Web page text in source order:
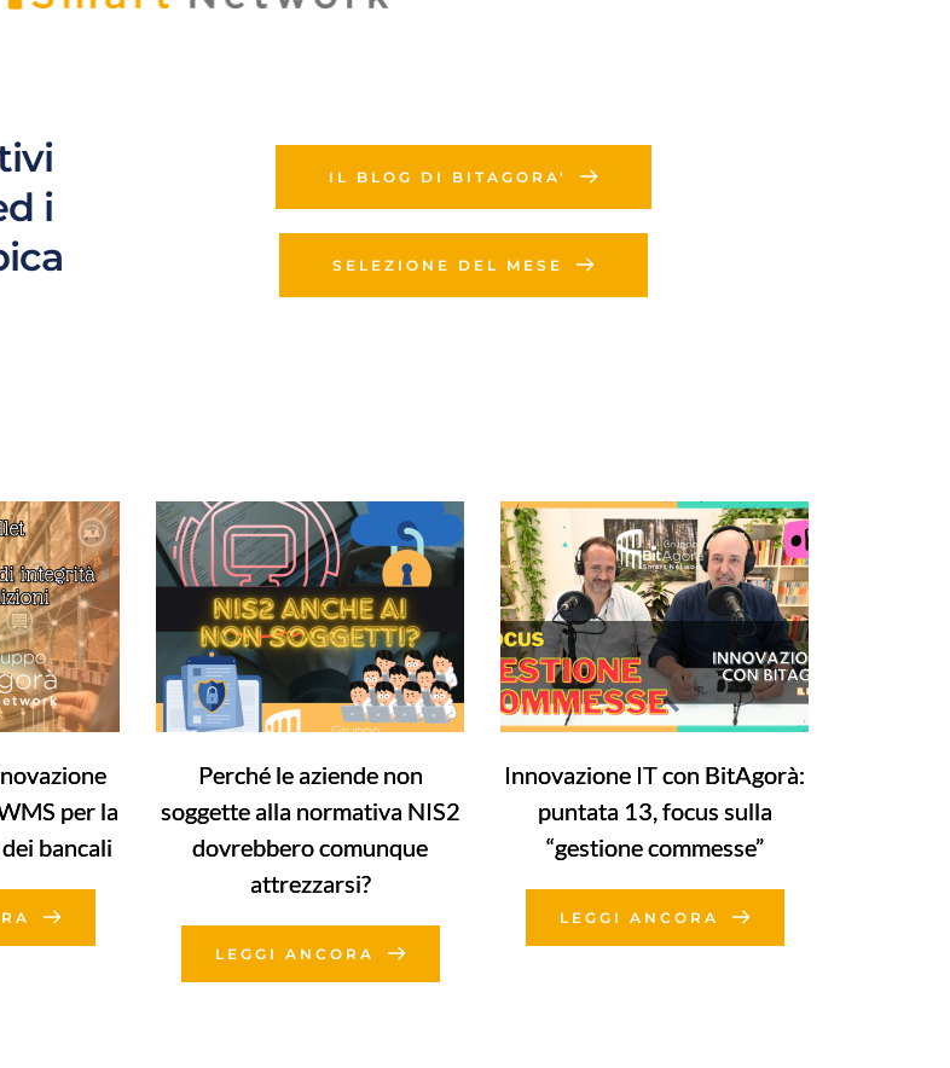
i
IL BLOG DI BITAGORA'
SELEZIONE DEL MESE
per la
bancali
Perché le aziende non
soggette alla normativa NIS2
dovrebbero comunque
attrezzarsi?
LEGGI ANCORA
Innovazione IT con BitAgorà:
puntata 13, focus sulla
“gestione commesse”
LEGGI ANCORA